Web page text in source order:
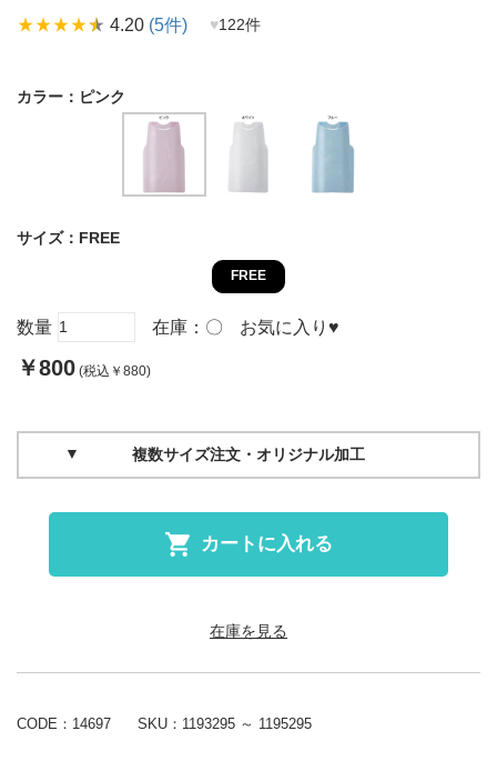
star_ratestar_ratestar_ratestar_ratestar_rate 4.20 (5件) ♥122件
カラー： ピンク
サイズ： FREE
FREE
数量 在庫： 〇 お気に入り ♥
￥800 (税込￥880)
複数サイズ注文・オリジナル加工
カートに入れる
在庫を見る
CODE：14697 SKU： 1193295 ～ 1195295